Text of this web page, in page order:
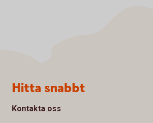
Sidfot
Hitta snabbt
Kontakta oss